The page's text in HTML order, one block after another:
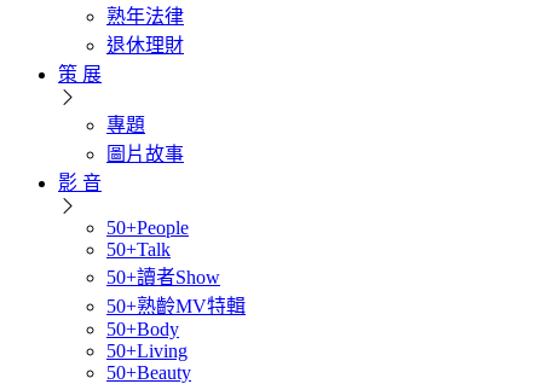
熟年法律
退休理財
策 展
專題
圖片故事
影 音
50+People
50+Talk
50+讀者Show
50+熟齡MV特輯
50+Body
50+Living
50+Beauty